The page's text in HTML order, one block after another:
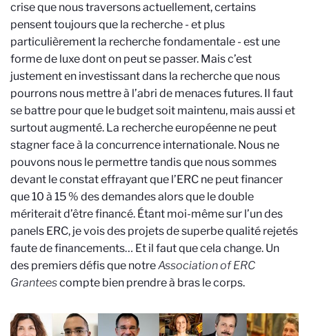
crise que nous traversons actuellement, certains
pensent toujours que la recherche - et plus
particulièrement la recherche fondamentale - est une
forme de luxe dont on peut se passer. Mais c’est
justement en investissant dans la recherche que nous
pourrons nous mettre à l’abri de menaces futures. Il faut
se battre pour que le budget soit maintenu, mais aussi et
surtout augmenté. La recherche européenne ne peut
stagner face à la concurrence internationale. Nous ne
pouvons nous le permettre tandis que nous sommes
devant le constat effrayant que l’ERC ne peut financer
que 10 à 15 % des demandes alors que le double
mériterait d’être financé. Étant moi-même sur l’un des
panels ERC, je vois des projets de superbe qualité rejetés
faute de financements… Et il faut que cela change. Un
des premiers défis que notreAssociation of ERC
Granteescompte bien prendre à bras le corps.